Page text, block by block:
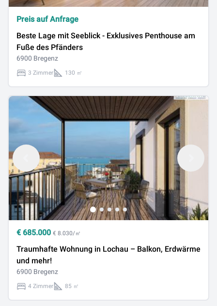
Preis auf Anfrage
Beste Lage mit Seeblick - Exklusives Penthouse am
Fuße des Pfänders
6900 Bregenz
3 Zimmer 130 ㎡
€ 685.000 € 8.030/㎡
Traumhafte Wohnung in Lochau – Balkon, Erdwärme
und mehr!
6900 Bregenz
4 Zimmer 85 ㎡